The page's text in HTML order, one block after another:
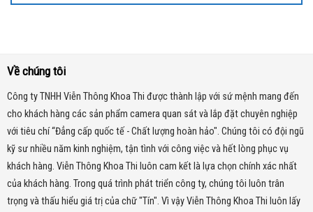
Trọn Bộ 4 Camera Hikvision ColorVu 2MP MÀU
Ban Đêm, Có MIC
Trọn Bộ 4 Camera IP Hikvision ColorVu 2MP:
Màu Ban Đêm, H.265+ Giá Ưu Đãi
Tính năng tiên tiến:
Về chúng tôi
Công ty TNHH Viễn Thông Khoa Thi được thành lập với sứ mệnh mang đến
cho khách hàng các sản phẩm camera quan sát và lắp đặt chuyên nghiệp
với tiêu chí “Đẳng cấp quốc tế - Chất lượng hoàn hảo". Chúng tôi có đội ngũ
kỹ sư nhiều năm kinh nghiệm, tận tình với công việc và hết lòng phục vụ
khách hàng. Viễn Thông Khoa Thi luôn cam kết là lựa chọn chính xác nhất
của khách hàng. Trong quá trình phát triển công ty, chúng tôi luôn trân
trọng và thấu hiểu giá trị của chữ "Tín". Vì vậy Viễn Thông Khoa Thi luôn lấy